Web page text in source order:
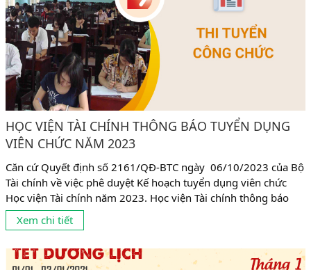
HỌC VIỆN TÀI CHÍNH THÔNG BÁO TUYỂN DỤNG
VIÊN CHỨC NĂM 2023
Căn cứ Quyết định số 2161/QĐ-BTC ngày 06/10/2023 của Bộ
Tài chính về việc phê duyệt Kế hoạch tuyển dụng viên chức
Học viện Tài chính năm 2023. Học viện Tài chính thông báo
tuyển dụng viên chức cụ thể như sau: 1. Chỉ tiêu tuyển dụng:
Tuyển dụng 63 chỉ tiêu giảng viên và 06 chỉ tiêu bao gồm:
Xem chi tiết